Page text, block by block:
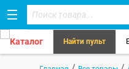
Каталог Найти пульт